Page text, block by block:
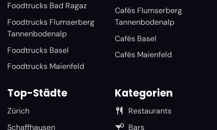
Foodtrucks Bad Ragaz
Foodtrucks Flumserberg
Tannenbodenalp
Foodtrucks Basel
Foodtrucks Maienfeld
Cafés Flumserberg
Tannenbodenalp
Cafés Basel
Cafés Maienfeld
Top-Städte
Zürich
Schaffhausen
Kategorien
Restaurants
Bars